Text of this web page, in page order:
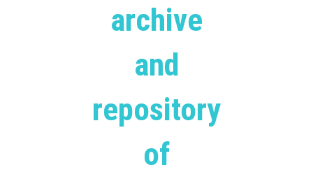
archive
and
repository
of